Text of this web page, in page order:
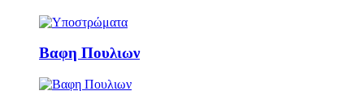
Βαφη Πουλιων